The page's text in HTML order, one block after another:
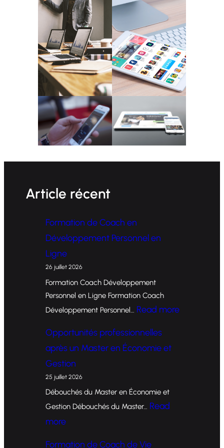
Article récent
Formation de Coach en
Développement Personnel en
Ligne
26 juillet 2026
Formation Coach Développement
Personnel en Ligne Formation Coach
Développement Personnel… Read more:
Opportunités professionnelles
après un Master en Économie et
Gestion
25 juillet 2026
Débouchés du Master en Économie et
Gestion Débouchés du Master… Read
more:
Formation de Coach de Vie